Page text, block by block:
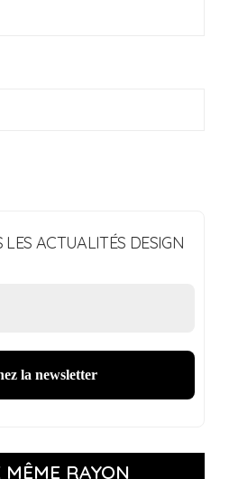
ACTUALITÉS DESIGN
MÊME RAYON